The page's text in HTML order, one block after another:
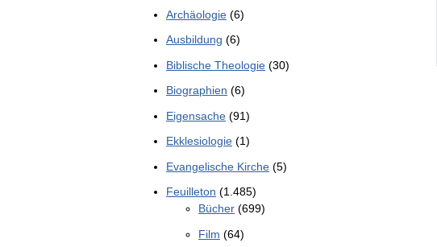
Archäologie (6)
Ausbildung (6)
Biblische Theologie (30)
Biographien (6)
Eigensache (91)
Ekklesiologie (1)
Evangelische Kirche (5)
Feuilleton (1.485)
Bücher (699)
Film (64)